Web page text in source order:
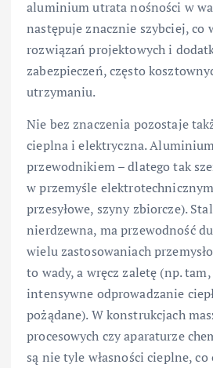
aluminium utrata nośności w
następuje znacznie szybciej, co
rozwiązań projektowych i
zabezpieczeń, często
utrzymaniu.
Nie bez znaczenia pozostaje
cieplna i elektryczna.
przewodnikiem – dlatego tak
w przemyśle
przesyłowe, szyny zbiorcze).
nierdzewna, ma przewodność
wielu zastosowaniach
to wady, a wręcz zaletę (np.
intensywne odprowadzanie
pożądane). W konstrukcjach
procesowych czy aparaturze
są nie tyle własności cieplne,